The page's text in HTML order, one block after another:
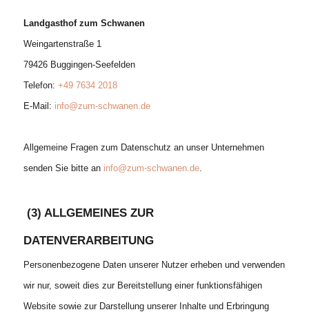
Landgasthof zum Schwanen
Weingartenstraße 1
79426 Buggingen-Seefelden
Telefon: +49 7634 2018
E-Mail: info@zum-schwanen.de
Allgemeine Fragen zum Datenschutz an unser Unternehmen
senden Sie bitte an info@zum-schwanen.de.
(3) ALLGEMEINES ZUR
DATENVERARBEITUNG
Personenbezogene Daten unserer Nutzer erheben und verwenden
wir nur, soweit dies zur Bereitstellung einer funktionsfähigen
Website sowie zur Darstellung unserer Inhalte und Erbringung